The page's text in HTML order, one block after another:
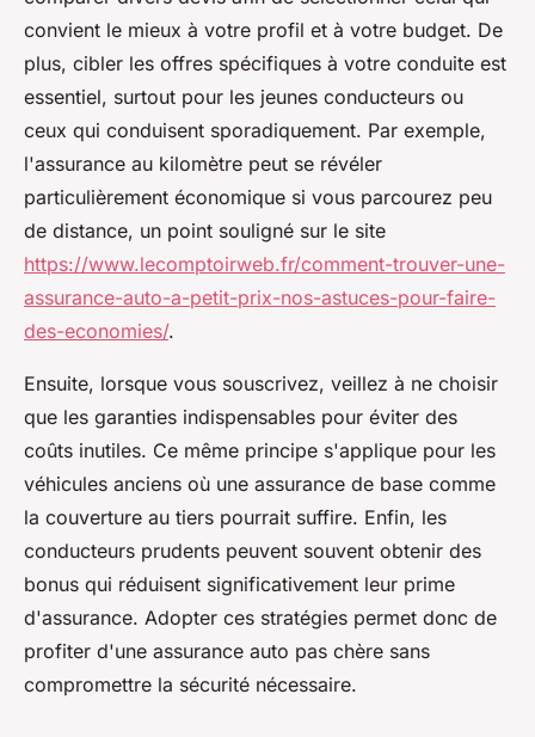
convient le mieux à votre profil et à votre budget. De
plus, cibler les offres spécifiques à votre conduite est
essentiel, surtout pour les jeunes conducteurs ou
ceux qui conduisent sporadiquement. Par exemple,
l'assurance au kilomètre peut se révéler
particulièrement économique si vous parcourez peu
de distance, un point souligné sur le site
https://www.lecomptoirweb.fr/comment-trouver-une-
assurance-auto-a-petit-prix-nos-astuces-pour-faire-
des-economies/.
Ensuite, lorsque vous souscrivez, veillez à ne choisir
que les garanties indispensables pour éviter des
coûts inutiles. Ce même principe s'applique pour les
véhicules anciens où une assurance de base comme
la couverture au tiers pourrait suffire. Enfin, les
conducteurs prudents peuvent souvent obtenir des
bonus qui réduisent significativement leur prime
d'assurance. Adopter ces stratégies permet donc de
profiter d'une assurance auto pas chère sans
compromettre la sécurité nécessaire.